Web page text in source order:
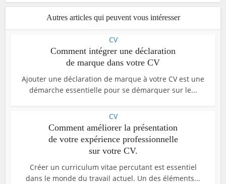
Autres articles qui peuvent vous intéresser
CV
Comment intégrer une déclaration
de marque dans votre CV
Ajouter une déclaration de marque à votre CV est une
démarche essentielle pour se démarquer sur le...
CV
Comment améliorer la présentation
de votre expérience professionnelle
sur votre CV.
Créer un curriculum vitae percutant est essentiel
dans le monde du travail actuel. Un des éléments...